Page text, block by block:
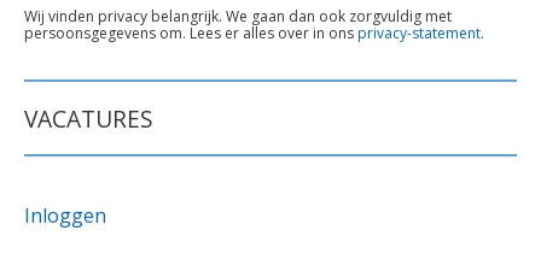
TEKST
ONDER
Wij vinden privacy belangrijk. We gaan dan ook zorgvuldig met
persoonsgegevens om. Lees er alles over in onsprivacy-statement.
VACATURES
Inloggen